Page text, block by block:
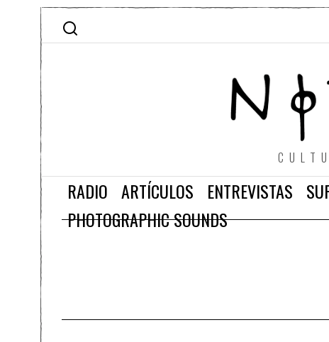
RADIO ARTÍCULOS ENTREVISTAS
PHOTOGRAPHIC SOUNDS